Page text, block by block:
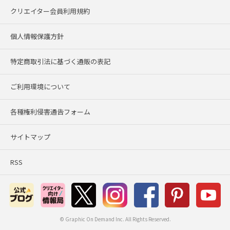
クリエイター会員利用規約
個人情報保護方針
特定商取引法に基づく通販の表記
ご利用環境について
各種権利侵害通告フォーム
サイトマップ
RSS
© Graphic On Demand Inc. All Rights Reserved.